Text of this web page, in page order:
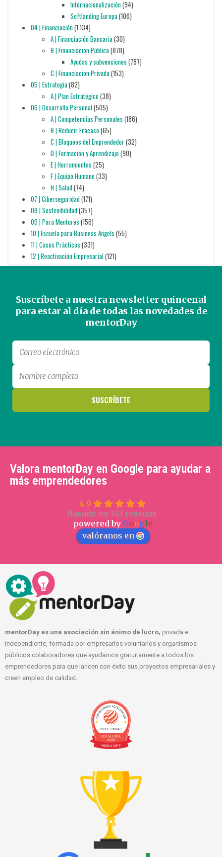
Internacionalización(94)
Softlanding Europa(106)
04 | Financiación(1.134)
A | Financiación Bancaria(30)
B | Financiación Pública(878)
Ayudas y subvenciones (787)
C | Financiación Privada(153)
05 | Estrategia(82)
A | Plan Estratégico(38)
06 | Desarrollo Personal(505)
A | Competencias Personales (186)
B | Reducir Fracaso(65)
C | Bloqueos del Emprendedor(32)
D | Formación y Aprendizaje (90)
E | Herramientas (25)
F | Equipo Humano(33)
H | Salud(74)
07 | Ciberseguridad(171)
08 | Sostenibilidad(357)
09 | Para Mentores (156)
10 | Escuela para Business Angels (55)
11 | Casos Prácticos (331)
12 | Reactivación Empresarial(121)
Suscríbete a nuestra newsletter quincenal
para estar al día de todas las novedades de
mentorDay
Valora mentorDay en Google para ayudar a
más emprendedores
4.9
Basado en 347 reseñas.
powered by Google
valóranos en
mentorDay es una asociación sin ánimo de lucro, privada e
independiente, formada por empresarios voluntarios y organismos
públicos colaboradores que ayudamos gratuitamente a todos los
emprendedores para que lancen con éxito sus proyectos empresariales y
creen empleo de calidad.